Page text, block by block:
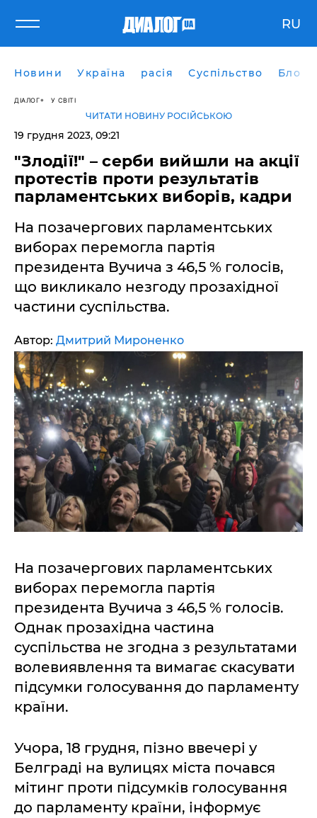
RU
Новини Україна расія Суспільство Блоги
ДІАЛОГ У СВІТІ
ЧИТАТИ НОВИНУ РОСІЙСЬКОЮ
19 грудня 2023, 09:21
"Злодії!" – серби вийшли на акції
протестів проти результатів
парламентських виборів, кадри
На позачергових парламентських
виборах перемогла партія
президента Вучича з 46,5 % голосів,
що викликало незгоду прозахідної
частини суспільства.
Автор: Дмитрий Мироненко
На позачергових парламентських
виборах перемогла партія
президента Вучича з 46,5 % голосів.
Однак прозахідна частина
суспільства не згодна з результатами
волевиявлення та вимагає скасувати
підсумки голосування до парламенту
країни.
Учора, 18 грудня, пізно ввечері у
Белграді на вулицях міста почався
мітинг проти підсумків голосування
до парламенту країни, інформує